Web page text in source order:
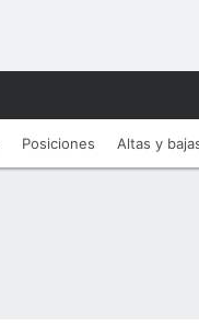
Posiciones Altas y